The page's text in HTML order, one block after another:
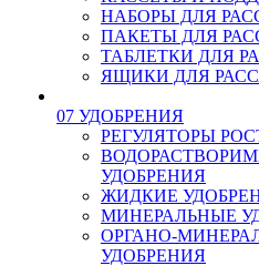
НАБОРЫ ДЛЯ
ПАКЕТЫ ДЛЯ
ТАБЛЕТКИ ДЛЯ
ЯЩИКИ ДЛЯ
07 УДОБРЕНИЯ
РЕГУЛЯТОРЫ
УДОБРЕНИЯ
ЖИДКИЕ
МИНЕРАЛЬНЫЕ
ОРГАНО-
УДОБРЕНИЯ